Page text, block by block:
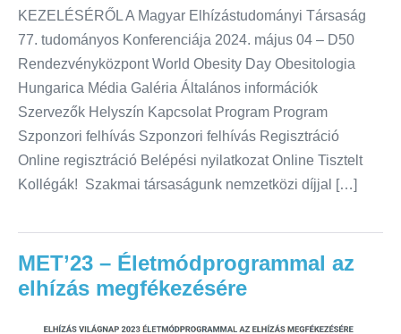
KEZELÉSÉRŐL A Magyar Elhízástudományi Társaság
77. tudományos Konferenciája 2024. május 04 – D50
Rendezvényközpont World Obesity Day Obesitologia
Hungarica Média Galéria Általános információk
Szervezők Helyszín Kapcsolat Program Program
Szponzori felhívás Szponzori felhívás Regisztráció
Online regisztráció Belépési nyilatkozat Online Tisztelt
Kollégák! Szakmai társaságunk nemzetközi díjjal […]
MET’23 – Életmódprogrammal az
elhízás megfékezésére